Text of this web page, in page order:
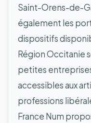
Saint-Orens-de-
également les
dispositifs
Région Occitanie
petites
accessibles aux
professions
France Num